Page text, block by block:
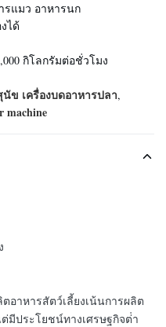
รแมว อาหารนก
ได้
กิโลกรัมต่อชั่วโมง
นัข เครื่องบดอาหารปลา,
machine
ตอาหารสัตว์เลี้ยงเน้นการผลิต
ประโยชน์ทางเศรษฐกิจต่ํา